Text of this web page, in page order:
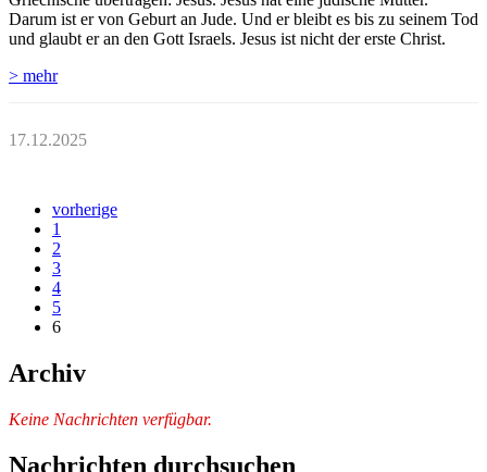
Darum ist er von Geburt an Jude. Und er bleibt es bis zu seinem Tod
und glaubt er an den Gott Israels. Jesus ist nicht der erste Christ.
> mehr
17.12.2025
vorherige
1
2
3
4
5
6
Archiv
Keine Nachrichten verfügbar.
Nachrichten durchsuchen